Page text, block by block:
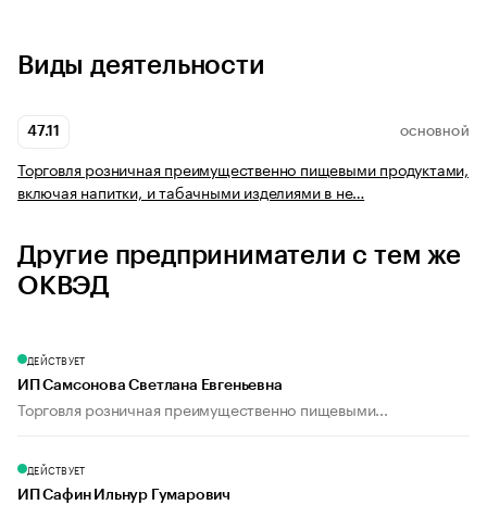
Виды деятельности
47.11 ОСНОВНОЙ
Торговля розничная преимущественно пищевыми продуктами,
включая напитки, и табачными изделиями в не…
Другие предприниматели с тем же
ОКВЭД
ДЕЙСТВУЕТ
ИП Самсонова Светлана Евгеньевна
Торговля розничная преимущественно пищевыми...
ДЕЙСТВУЕТ
ИП Сафин Ильнур Гумарович